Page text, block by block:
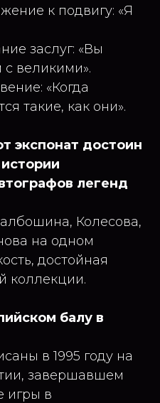
к подвигу: «Я
заслуг: «Вы
великими».
«Когда
такие, как они».
экспонат достоин
легенд
Колесова,
на одном
достойная
коллекции.
балу в
в 1995 году на
завершавшем
игры в